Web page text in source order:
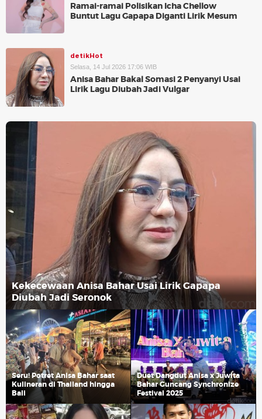
Ramai-ramai Polisikan Icha Chellow
Buntut Lagu Gapapa Diganti Lirik Mesum
detikHot
Selasa, 14 Jul 2026 17:06 WIB
Anisa Bahar Bakal Somasi 2 Penyanyi Usai
Lirik Lagu Diubah Jadi Vulgar
Kekecewaan Anisa Bahar Usai Lirik Gapapa
Diubah Jadi Seronok
Seru! Potret Anisa Bahar saat
Kulineran di Thailand hingga
Bali
Duet Dangdut Anisa x Juwita
Bahar Guncang Synchronize
Festival 2025